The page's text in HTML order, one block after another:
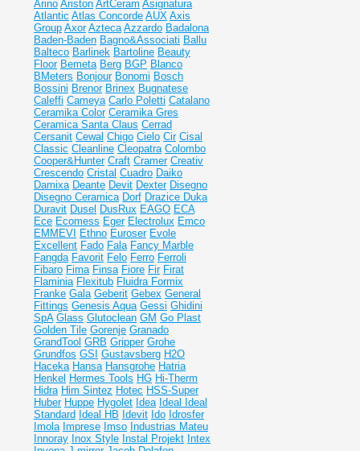
Arino Ariston ArtCeram Asignatura
Atlantic Atlas Concorde AUX Axis
Group Axor Azteca Azzardo Badalona
Baden-Baden Bagno&Associati Ballu
Balteco Barlinek Bartoline Beauty
Floor Bemeta Berg BGP Blanco
BMeters Bonjour Bonomi Bosch
Bossini Brenor Brinex Bugnatese
Caleffi Cameya Carlo Poletti Catalano
Ceramika Color Ceramika Gres
Ceramiсa Santa Claus Cerrad
Cersanit Cewal Chigo Cielo Cir Cisal
Classic Cleanline Cleopatra Colombo
Cooper&Hunter Craft Cramer Creativ
Crescendo Cristal Cuadro Daiko
Damixa Deante Devit Dexter Disegno
Disegno Ceramica Dorf Drazice Duka
Duravit Dusel DusRux EAGO ECA
Ece Ecomess Eger Electrolux Emco
EMMEVI
Ethno Euroser Evole
Excellent Fado Fala Fancy Marble
Fangda Favorit Felo Ferro Ferroli
Fibaro Fima Finsa Fiore Fir Firat
Flaminia Flexitub Fluidra Formix
Franke Gala Geberit Gebex General
Fittings Genesis Aqua Gessi Ghidini
SpA Glass Glutoclean GM Go Plast
Golden Tile Gorenje Granado
GrandTool GRB Gripper Grohe
Grundfos GSI Gustavsberg H2O
Haceka Hansa Hansgrohe Hatria
Henkel Hermes Tools HG Hi-Therm
Hidra Him Sintez Hotec HSS-Super
Huber Huppe Hygolet Idea Ideal
Ideal
Standard Ideal НВ Idevit Ido Idrosfer
Imola Imprese Imso Industrias Mateu
Innoray Inox Style Instal Projekt Intex